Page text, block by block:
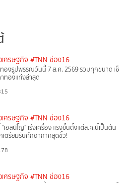
เศรษฐกิจ #TNN ช่อง16
องรูปพรรณวันนี้ 7 ส.ค. 2569 รวมทุกขนาด เช็
ทองแท่งล่าสุด
เศรษฐกิจ #TNN ช่อง16
"เอลนีโญ" เร่งเครื่อง แรงขึ้นตั้งแต่ส.ค.นี้เป็นต้น
กเตรียมรับศึกอากาศสุดขั้ว!
เศรษฐกิจ #TNN ช่อง16